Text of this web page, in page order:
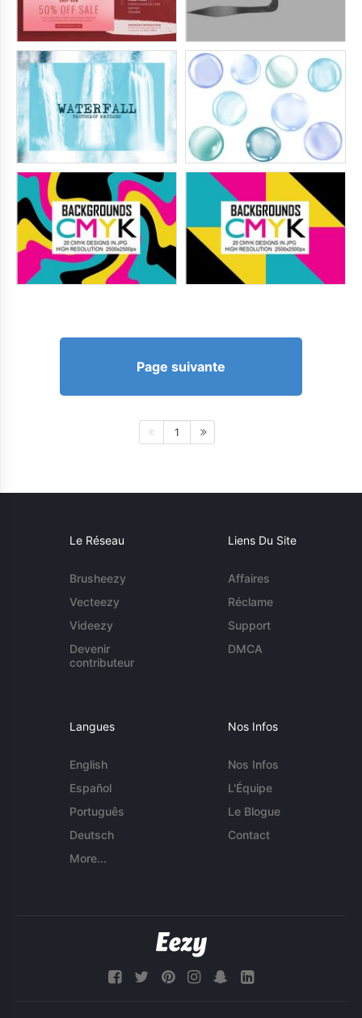
Page suivante
1
Le Réseau
Brusheezy
Vecteezy
Videezy
Devenir
contributeur
Liens Du Site
Affaires
Réclame
Support
DMCA
Langues
English
Español
Português
Deutsch
More...
Nos Infos
Nos Infos
L'Équipe
Le Blogue
Contact